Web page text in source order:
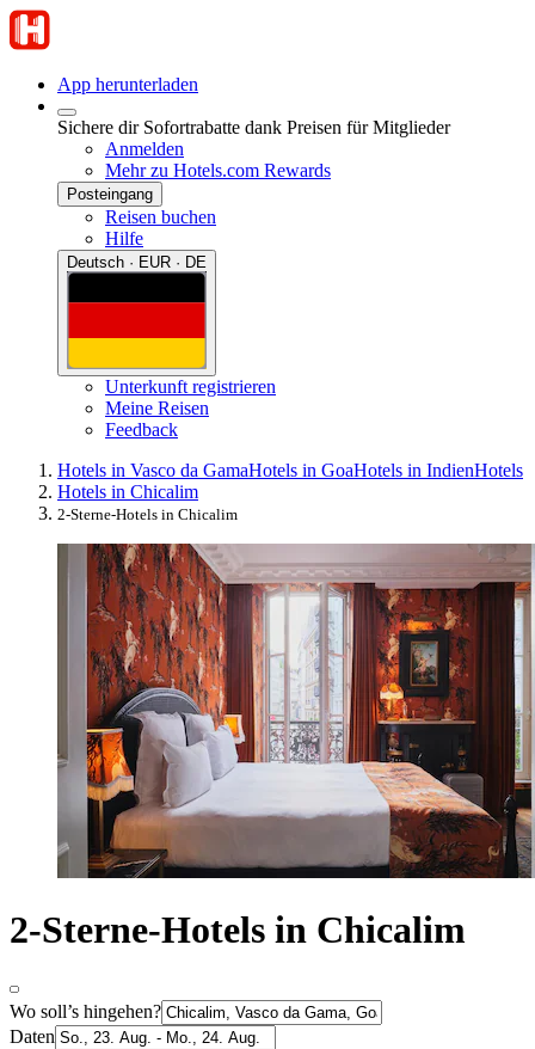
App herunterladen
Sichere dir Sofortrabatte dank Preisen für Mitglieder
Anmelden
Mehr zu Hotels.com Rewards
Posteingang
Reisen buchen
Hilfe
Deutsch · EUR · DE
Unterkunft registrieren
Meine Reisen
Feedback
Hotels in Vasco da GamaHotels in GoaHotels in IndienHotels
Hotels in Chicalim
2-Sterne-Hotels in Chicalim
2-Sterne-Hotels in Chicalim
Wo soll’s hingehen?
Daten